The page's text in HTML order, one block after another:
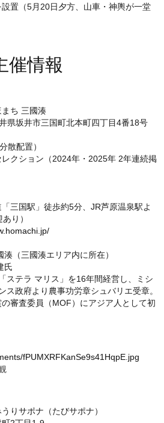
設置（5月20日夕方、山車・神輿が一堂
催情報
まち 三國湊
県坂井市三国町北本町四丁目4番18号
散配置）
レクション（2024年・2025年 2年連続掲
三国駅」徒歩約5分、JR芦原温泉駅よ
り）
（三國湊エリア内に所在）
氏
ステラ マリス」を16年間経営し、ミシ
ス政府より農事功労章シュバリエ受章。
審査委員（MOF）にアジア人として初
fPUMXRFKanSe9s41HqpE.jpg
りサポナ（たびサポナ）